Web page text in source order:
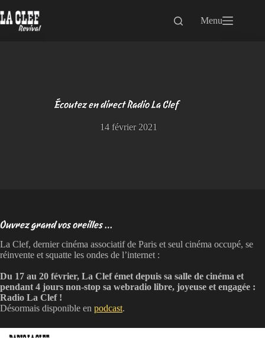
au
contenu
Menu
Écoutez en direct Radio La Clef
14 février 2021
Ouvrez grand vos oreilles …
La Clef, dernier cinéma associatif de Paris et seul cinéma occupé, se
réinvente et squatte les ondes de l’internet :
Du 17 au 20 février, La Clef émet depuis sa salle de cinéma et
pendant 4 jours non-stop sa webradio libre, joyeuse et engagée :
Radio La Clef !
Désormais disponible en podcast.